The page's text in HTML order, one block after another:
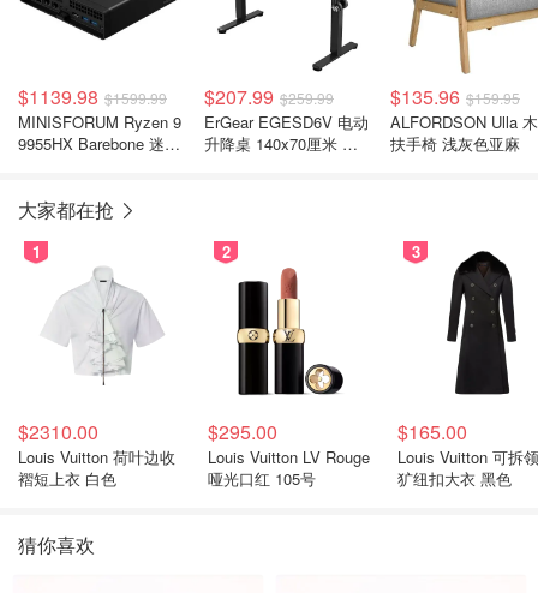
$1139.98 $1599.99
MINISFORUM Ryzen 9
9955HX Barebone 迷你
$207.99 $259.99
ErGear EGESD6V 电动
升降桌 140x70厘米 复
$135.96 $159.95
ALFORDSON Ulla
扶手椅 浅灰色亚麻
大家都在抢
1
$2310.00
Louis Vuitton 荷叶边收
褶短上衣 白色
2
$295.00
Louis Vuitton LV Rouge
哑光口红 105号
3
$165.00
Louis Vuitton 可拆
犷纽扣大衣 黑色
猜你喜欢